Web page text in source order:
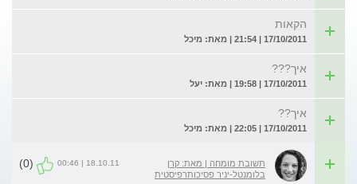
הקאות
17/10/2011 | 21:54 | מאת: מיכל
איך???
17/10/2011 | 19:58 | מאת: יעל
איך??
17/10/2011 | 22:05 | מאת: מיכל
תשובת מומחה | מאת: קרן
בלומנטל-יניר פסיכותרפיסטית
18.10.11 | 00:46
(0)